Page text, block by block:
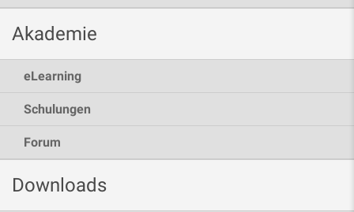
Akademie
eLearning
Schulungen
Forum
Downloads